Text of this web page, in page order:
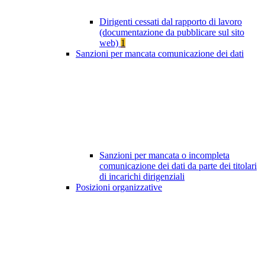
Dirigenti cessati dal rapporto di lavoro
(documentazione da pubblicare sul sito
web) 1
Sanzioni per mancata comunicazione dei dati
Sanzioni per mancata o incompleta
comunicazione dei dati da parte dei titolari
di incarichi dirigenziali
Posizioni organizzative